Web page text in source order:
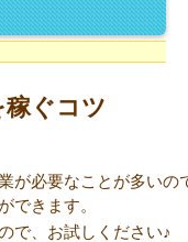
ぐコツ
が必要なことが多いの
できます。
で、お試しください♪